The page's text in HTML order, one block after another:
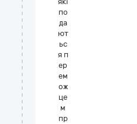
по
да
ют
ьс
я п
ер
ем
ож
це
м
пр